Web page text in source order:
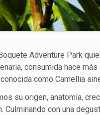
Adventure Park
consumida hace
como Camellia
su origen, anatomía,
Culminando con una